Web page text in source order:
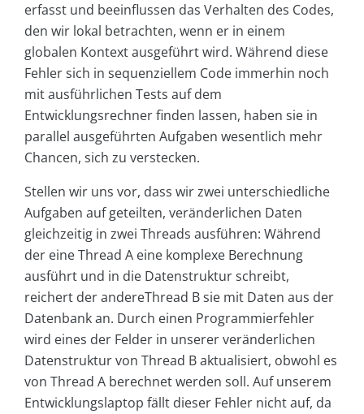
erfasst und beeinflussen das Verhalten des Codes,
den wir lokal betrachten, wenn er in einem
globalen Kontext ausgeführt wird. Während diese
Fehler sich in sequenziellem Code immerhin noch
mit ausführlichen Tests auf dem
Entwicklungsrechner finden lassen, haben sie in
parallel ausgeführten Aufgaben wesentlich mehr
Chancen, sich zu verstecken.
Stellen wir uns vor, dass wir zwei unterschiedliche
Aufgaben auf geteilten, veränderlichen Daten
gleichzeitig in zwei Threads ausführen: Während
der eine Thread A eine komplexe Berechnung
ausführt und in die Datenstruktur schreibt,
reichert der andereThread B sie mit Daten aus der
Datenbank an. Durch einen Programmierfehler
wird eines der Felder in unserer veränderlichen
Datenstruktur von Thread B aktualisiert, obwohl es
von Thread A berechnet werden soll. Auf unserem
Entwicklungslaptop fällt dieser Fehler nicht auf, da